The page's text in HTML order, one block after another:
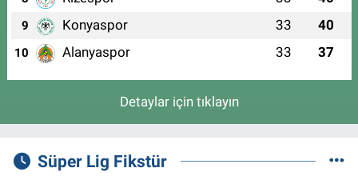
9 Konyaspor 33 40
10 Alanyaspor 33 37
Detaylar için tıklayın
Süper Lig Fikstür